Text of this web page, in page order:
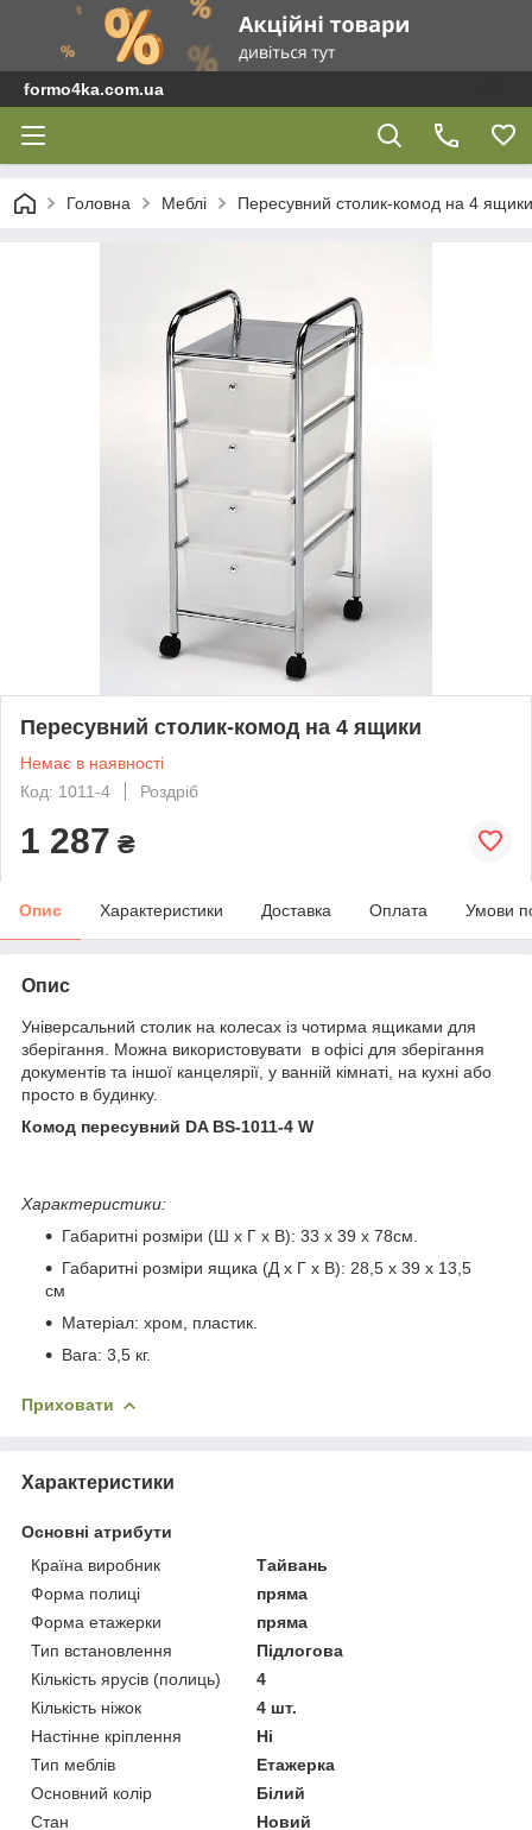
formo4ka.com.ua
Головна Меблі Пересувний столик-комод на 4 ящики
Пересувний столик-комод на 4 ящики
Немає в наявності
Код: 1011-4
Роздріб
1 287 ₴
Опис Характеристики Доставка Оплата Умови
Опис
Універсальний столик на колесах із чотирма ящиками для
зберігання. Можна використовувати в офісі для зберігання
документів та іншої канцелярії, у ванній кімнаті, на кухні або
просто в будинку.
Комод пересувний DA BS-1011-4 W
Характеристики:
Габаритні розміри (Ш х Г х В): 33 x 39 x 78см.
Габаритні розміри ящика (Д х Г х В): 28,5 х 39 х 13,5
см
Матеріал: хром, пластик.
Вага: 3,5 кг.
Приховати
Характеристики
Основні атрибути
Країна виробник
Тайвань
Форма полиці
пряма
Форма етажерки
пряма
Тип встановлення
Підлогова
Кількість ярусів (полиць)
4
Кількість ніжок
4 шт.
Настінне кріплення
Ні
Тип меблів
Етажерка
Основний колір
Білий
Стан
Новий